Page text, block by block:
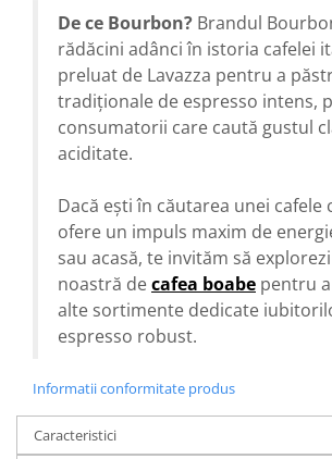
De ce Bourbon? Brandul
rădăcini adânci în istoria cafelei
preluat de Lavazza pentru a
tradiționale de espresso intens,
consumatorii care caută gustul
aciditate.
Dacă ești în căutarea unei cafele
ofere un impuls maxim de
sau acasă, te invităm să
noastră decafea boabe pentru
alte sortimente dedicate
espresso robust.
Informatii conformitate produs
Caracteristici